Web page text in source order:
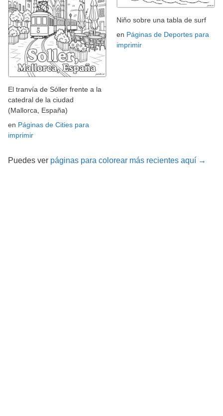
El tranvía de Sóller frente a la
catedral de la ciudad
(Mallorca, España)
en Páginas de Cities para
imprimir
Niño sobre una tabla de surf
en Páginas de Deportes para
imprimir
Puedes ver páginas para colorear más recientes aquí →